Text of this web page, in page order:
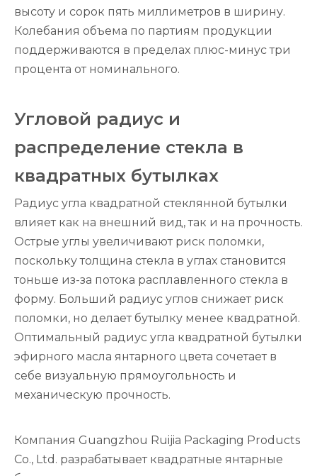
высоту и сорок пять миллиметров в ширину.
Колебания объема по партиям продукции
поддерживаются в пределах плюс-минус три
процента от номинального.
Угловой радиус и
распределение стекла в
квадратных бутылках
Радиус угла квадратной стеклянной бутылки
влияет как на внешний вид, так и на прочность.
Острые углы увеличивают риск поломки,
поскольку толщина стекла в углах становится
тоньше из-за потока расплавленного стекла в
форму. Больший радиус углов снижает риск
поломки, но делает бутылку менее квадратной.
Оптимальный радиус угла квадратной бутылки
эфирного масла янтарного цвета сочетает в
себе визуальную прямоугольность и
механическую прочность.
Компания Guangzhou Ruijia Packaging Products
Co., Ltd. разрабатывает квадратные янтарные